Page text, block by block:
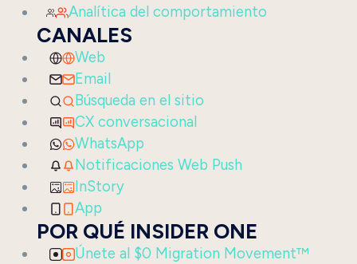
Analítica del comportamiento
CANALES
Web
Email
Búsqueda en el sitio
CX conversacional
WhatsApp
Notificaciones Web Push
InStory
App
POR QUÉ INSIDER ONE
Únete al $0 Migration Movement™